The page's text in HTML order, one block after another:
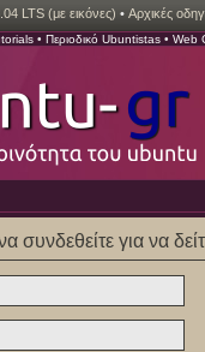
LTS (με εικόνες) • Αρχικές
• Περιοδικό Ubuntistas • Web
συνδεθείτε για να